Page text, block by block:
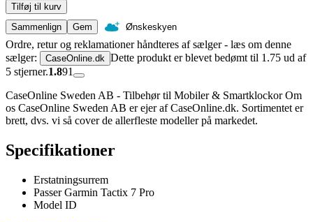
Tilføj til kurv
Sammenlign
Gem Ønskeskyen
Ordre, retur og reklamationer håndteres af sælger - læs om denne
sælger:
CaseOnline.dk Dette produkt er blevet bedømt til 1.75 ud af
5 stjerner.1.891
CaseOnline Sweden AB - Tilbehør til Mobiler & Smartklockor Om
os CaseOnline Sweden AB er ejer af CaseOnline.dk. Sortimentet er
brett, dvs. vi så cover de allerfleste modeller på markedet.
Specifikationer
Erstatningsurrem
Passer Garmin Tactix 7 Pro
Model ID